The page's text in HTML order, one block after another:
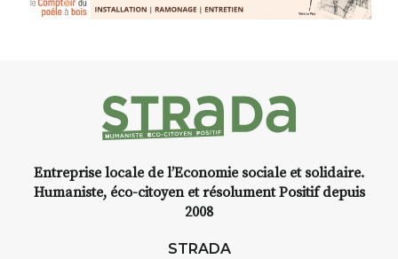
Entreprise locale de l’Economie sociale et solidaire.
Humaniste, éco-citoyen et résolument Positif depuis
2008
STRADA